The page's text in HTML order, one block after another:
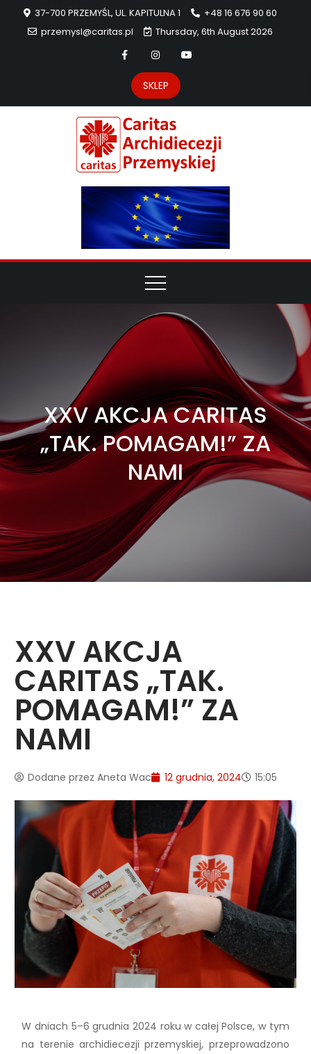
37-700 PRZEMYŚL, UL. KAPITULNA 1
+48 16 676 90 60
przemysl@caritas.pl
Thursday, 6th August 2026
SKLEP
XXV AKCJA CARITAS
„TAK. POMAGAM!” ZA
NAMI
XXV AKCJA
CARITAS „TAK.
POMAGAM!” ZA
NAMI
Dodane przez Aneta Wac 12 grudnia, 2024 15:05
W dniach 5–6 grudnia 2024 roku w całej Polsce, w tym
na terenie archidiecezji przemyskiej, przeprowadzono